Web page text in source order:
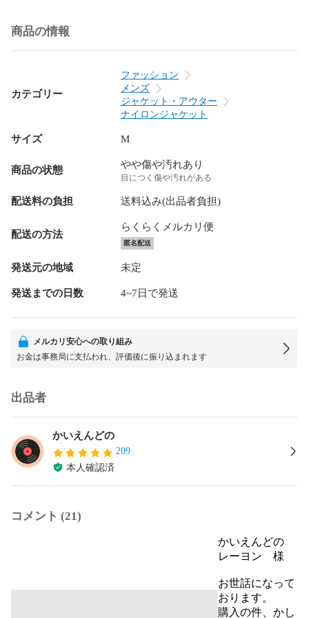
商品の情報
カテゴリー
ファッション
メンズ
ジャケット・アウター
ナイロンジャケット
サイズ M
商品の状態 やや傷や汚れあり
目につく傷や汚れがある
配送料の負担 送料込み(出品者負担)
配送の方法
らくらくメルカリ便
匿名配送
発送元の地域 未定
発送までの日数 4~7日で発送
メルカリ安心への取り組み
お金は事務局に支払われ、評価後に振り込まれます
出品者
かいえんどの
209
本人確認済
コメント (21)
かいえんどの
レーヨン　様
お世話になって
おります。
購入の件、かし